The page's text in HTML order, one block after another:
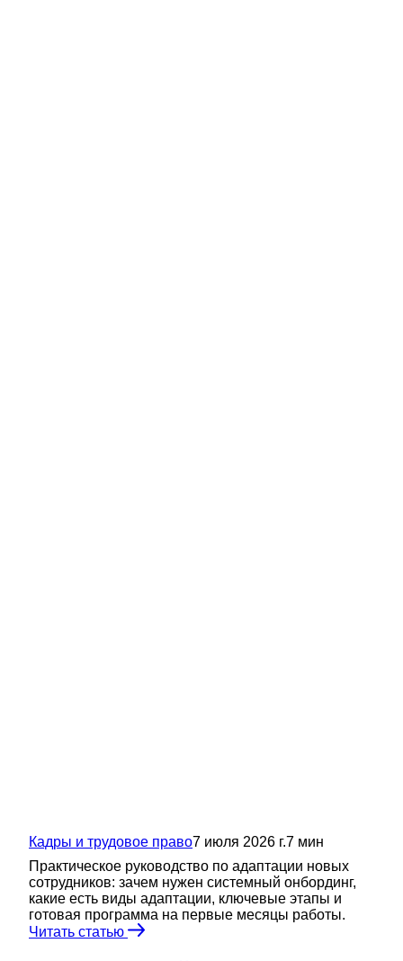
Кадры и трудовое право7 июля 2026 г.7 мин
Практическое руководство по адаптации новых
сотрудников: зачем нужен системный онбординг,
какие есть виды адаптации, ключевые этапы и
готовая программа на первые месяцы работы.
Читать статью